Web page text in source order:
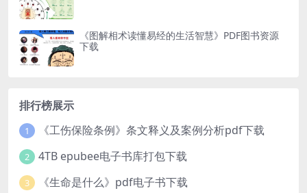
《图解相术读懂易经的生活智慧》PDF图书资源
下载
排行榜展示
1 《工伤保险条例》条文释义及案例分析pdf下载
2 4TB epubee电子书库打包下载
3 《生命是什么》pdf电子书下载